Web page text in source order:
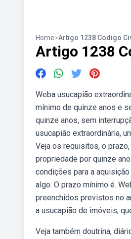
Home>Artigo 1238 Codigo
Artigo 1238
Weba usucapião
mínimo de quinze anos e
quinze anos, sem
usucapião extraordinária,
Veja os requisitos, o
propriedade por quinze
condições para a
algo. O prazo mínimo é.
preenchidos previstos no
a usucapião de imóveis,
Veja também doutrina,